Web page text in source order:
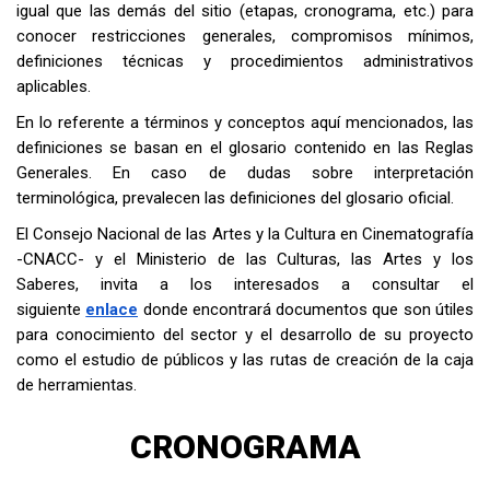
igual que las demás del sitio (etapas, cronograma, etc.) para
conocer restricciones generales, compromisos mínimos,
definiciones técnicas y procedimientos administrativos
aplicables.
En lo referente a términos y conceptos aquí mencionados, las
definiciones se basan en el glosario contenido en las Reglas
Generales. En caso de dudas sobre interpretación
terminológica, prevalecen las definiciones del glosario oficial.
El Consejo Nacional de las Artes y la Cultura en Cinematografía
-CNACC- y el Ministerio de las Culturas, las Artes y los
Saberes, invita a los interesados a consultar el
siguiente enlace donde encontrará documentos que son útiles
para conocimiento del sector y el desarrollo de su proyecto
como el estudio de públicos y las rutas de creación de la caja
de herramientas.
CRONOGRAMA